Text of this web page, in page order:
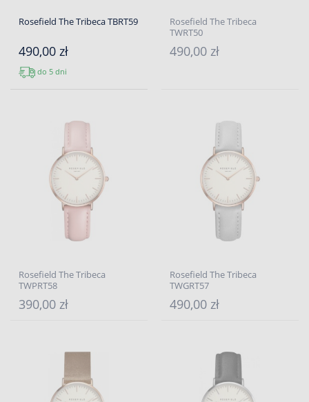
Rosefield The Tribeca TBRT59
490,00 zł
do 5 dni
Rosefield The Tribeca
TWRT50
490,00 zł
Rosefield The Tribeca
TWPRT58
390,00 zł
Rosefield The Tribeca
TWGRT57
490,00 zł